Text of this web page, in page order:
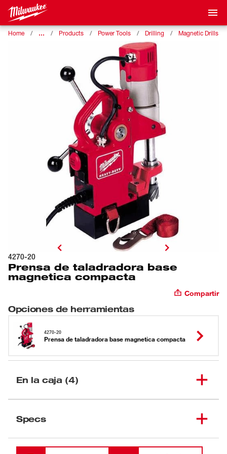
Home … Products Power Tools Drilling Magnetic Drills
4270-20
Prensa de taladradora base
magnetica compacta
Compartir
Opciones de herramientas
4270-20
Prensa de taladradora base magnetica compacta
En la caja (4)
(1) Botella pulverizadora de
lubricación
Specs
Cargando